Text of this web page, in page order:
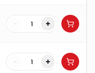
- +
- +